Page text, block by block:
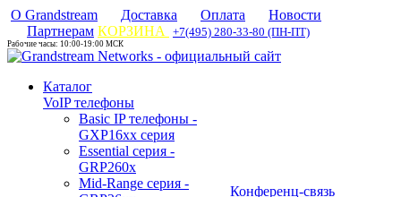
О Grandstream Доставка Оплата
Новости
Партнерам КОРЗИНА +7(495) 280-33-80 (ПН-ПТ)
Рабочие часы: 10:00-19:00 МСК
Каталог
VoIP телефоны
Basic IP телефоны -
GXP16хх серия
Essential серия -
GRP260x
Mid-Range серия -
Конференц-связь